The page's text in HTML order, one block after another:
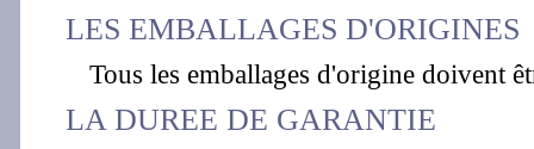
LES EMBALLAGES D'ORIGINES
Tous les emballages d'origine doivent
LA DUREE DE GARANTIE